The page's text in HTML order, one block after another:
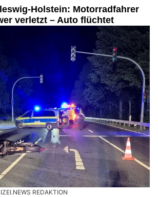
Holstein: Motorradfahrer
verletzt – Auto flüchtet
REDAKTION